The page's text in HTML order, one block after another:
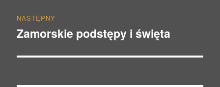
NASTĘPNY
Następny
Zamorskie podstępy i święta